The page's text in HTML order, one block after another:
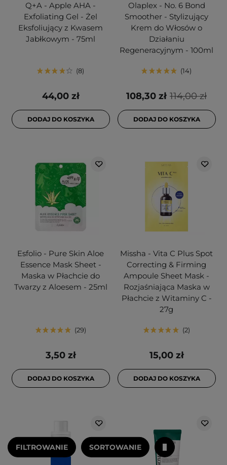
Q+A - Apple AHA -
Exfoliating Gel - Żel
Eksfoliujący z Kwasem
Jabłkowym - 75ml
8
44,00 zł
DODAJ DO KOSZYKA
Olaplex - No. 6 Bond
Smoother - Stylizujący
Krem do Włosów o
Działaniu
Regeneracyjnym - 100ml
14
114,00 zł
108,30 zł
DODAJ DO KOSZYKA
Esfolio - Pure Skin Aloe
Essence Mask Sheet -
Maska w Płachcie do
Twarzy z Aloesem - 25ml
29
3,50 zł
DODAJ DO KOSZYKA
Missha - Vita C Plus Spot
Correcting & Firming
Ampoule Sheet Mask -
Rozjaśniająca Maska w
Płachcie z Witaminy C -
27g
2
15,00 zł
DODAJ DO KOSZYKA
FILTROWANIE SORTOWANIE